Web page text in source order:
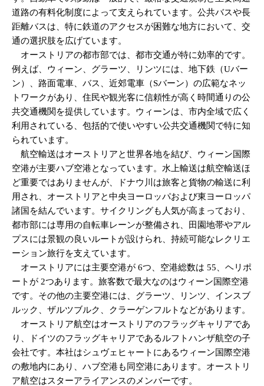
道路の有料化制度によって支えられています。公共バスや長
距離バスは、特に鉄道のアクセスが困難な地方において、交
通の選択肢を広げています。
オーストリアの都市部では、都市交通が特に効率的です。
例えば、ウィーン、グラーツ、リンツには、地下鉄（Uバー
ン）、路面電車、バス、近郊電車（Sバーン）の広範なネッ
トワークがあり、住民や観光客に信頼性が高く時間通りの公
共交通機関を提供しています。ウィーンは、市内全域で広く
利用されている、包括的で使いやすい公共交通機関で特に知
られています。
航空輸送はオーストリアと世界各地を結び、ウィーン国際
空港が主要ハブ空港となっています。水上輸送は航空輸送ほ
ど重要ではありませんが、ドナウ川は旅客と貨物の輸送に利
用され、オーストリアと中央ヨーロッパおよび東ヨーロッパ
諸国を結んでいます。サイクリングも人気が高まっており、
都市部には専用の自転車レーンが整備され、田園地帯やアル
プスには景観の良いルートが設けられ、持続可能なレクリエ
ーション旅行を支えています。
オーストリアには主要空港が 6つ、空港総数は 55、ヘリポ
ートが 2つあります。旅客数で最大なのはウィーン国際空港
です。その他の主要空港には、グラーツ、リンツ、インスブ
ルック、ザルツブルク、クラーゲンフルトなどがあります。
オーストリア航空はオーストリアのフラッグキャリアであ
り、ドイツのフラッグキャリアであるルフトハンザ航空の子
会社です。本社はシュヴェヒャートにあるウィーン国際空港
の敷地内にあり、ハブ空港も同空港にあります。オーストリ
ア航空はスターアライアンスのメンバーです。